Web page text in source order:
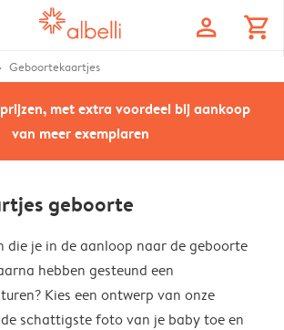
profile shopping_cart
Geboortekaartjes
met extra voordeel bij aankoop
van meer exemplaren
geboorte
die je in de aanloop naar de geboorte
hebben gesteund een
Kies een ontwerp van onze
schattigste foto van je baby toe en